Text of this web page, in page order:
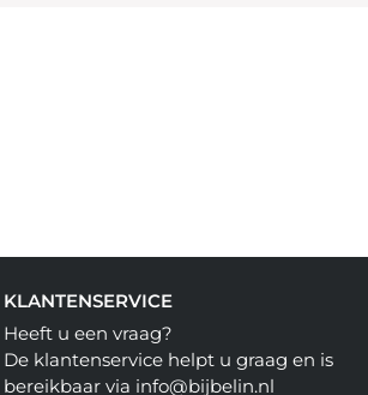
KLANTENSERVICE
Heeft u een vraag?
De klantenservice helpt u graag en is
bereikbaar via info@bijbelin.nl